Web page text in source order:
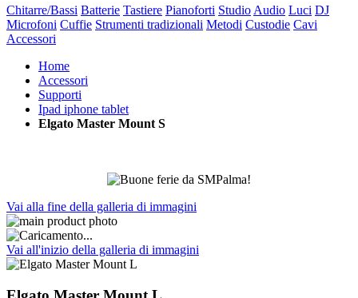
Chitarre/Bassi Batterie Tastiere Pianoforti Studio Audio Luci DJ
Microfoni Cuffie Strumenti tradizionali Metodi Custodie Cavi
Accessori
Home
Accessori
Supporti
Ipad iphone tablet
Elgato Master Mount S
Vai alla fine della galleria di immagini
Vai all'inizio della galleria di immagini